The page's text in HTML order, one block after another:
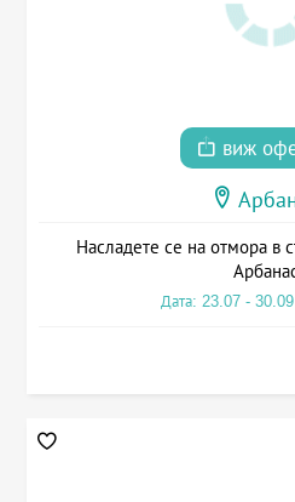
виж
Насладете се на отмора в
Дата: 23.07 -